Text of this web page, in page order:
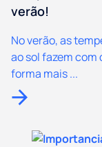
verão!
No verão, as
ao sol fazem
forma mais ...